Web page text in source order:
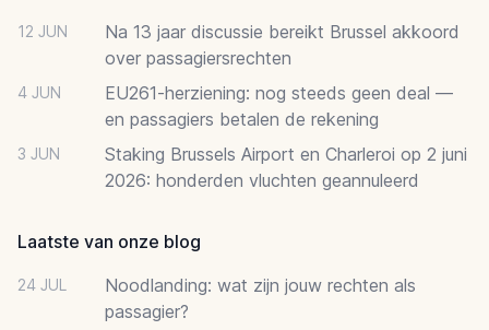
12 JUN
Na 13 jaar discussie bereikt Brussel akkoord
over passagiersrechten
4 JUN
EU261-herziening: nog steeds geen deal —
en passagiers betalen de rekening
3 JUN
Staking Brussels Airport en Charleroi op 2 juni
2026: honderden vluchten geannuleerd
Laatste van onze blog
24 JUL
Noodlanding: wat zijn jouw rechten als
passagier?